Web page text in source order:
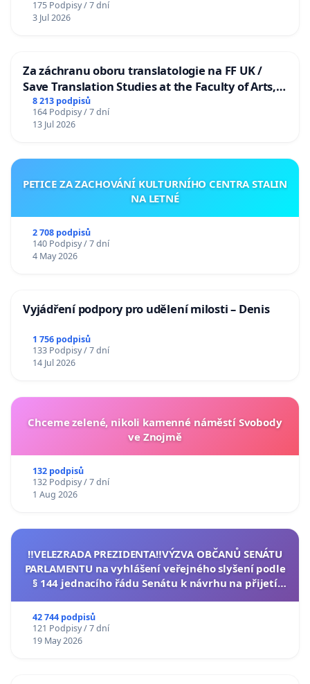
175 Podpisy / 7 dní
3 Jul 2026
Za záchranu oboru translatologie na FF UK /
Save Translation Studies at the Faculty of Arts,
Charles University
8 213 podpisů
164 Podpisy / 7 dní
13 Jul 2026
PETICE ZA ZACHOVÁNÍ KULTURNÍHO CENTRA STALIN
NA LETNÉ
2 708 podpisů
140 Podpisy / 7 dní
4 May 2026
Vyjádření podpory pro udělení milosti – Denis
1 756 podpisů
133 Podpisy / 7 dní
14 Jul 2026
Chceme zelené, nikoli kamenné náměstí Svobody
ve Znojmě
132 podpisů
132 Podpisy / 7 dní
1 Aug 2026
‼️VELEZRADA PREZIDENTA‼️VÝZVA OBČANŮ SENÁTU
PARLAMENTU na vyhlášení veřejného slyšení podle
§ 144 jednacího řádu Senátu k návrhu na přijetí
42 744 podpisů
121 Podpisy / 7 dní
19 May 2026